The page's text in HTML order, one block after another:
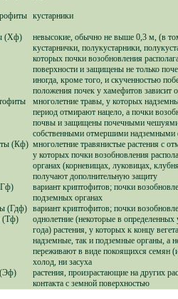
кустарники
(Хф)
невысокие, обычно не выше 0,3 м, (в
кустарнички, полукустарники,
которых почки возобновления
поверхности и защищены не только
иногда, кроме того, и скученностью
положения почек у хамефитов зависит
многолетние травы, у которых
период отмирают нацело, а почки
почвы и защищены почечными
собственными отмершими надземными
(Кф) многолетние травянистые растения с
у которых почки возобновления
органах (корневищах, луковицах,
получают дополнительную защиту
вариант криптофитов; почки
подземных органах
(Гдф) вариант криптофитов; почки
(Тф)
однолетние (некоторые в
года) растения, у которых к концу
надземные, так и подземные органы, а
переживают в виде покоящихся семян
холод, ни засуха
растения, произрастающие на других
контакта с земной поверхностью